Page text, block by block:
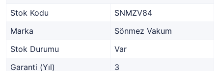
Stok Kodu
SNMZV84
Marka
Sönmez Vakum
Stok Durumu
Var
Garanti (Yıl)
3